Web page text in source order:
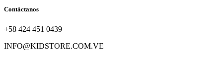
Contáctanos
+58 424 451 0439
INFO@KIDSTORE.COM.VE